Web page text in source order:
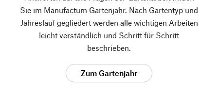
Sie im Manufactum Gartenjahr. Nach Gartentyp und
Jahreslauf gegliedert werden alle wichtigen Arbeiten
leicht verständlich und Schritt für Schritt
beschrieben.
Zum Gartenjahr